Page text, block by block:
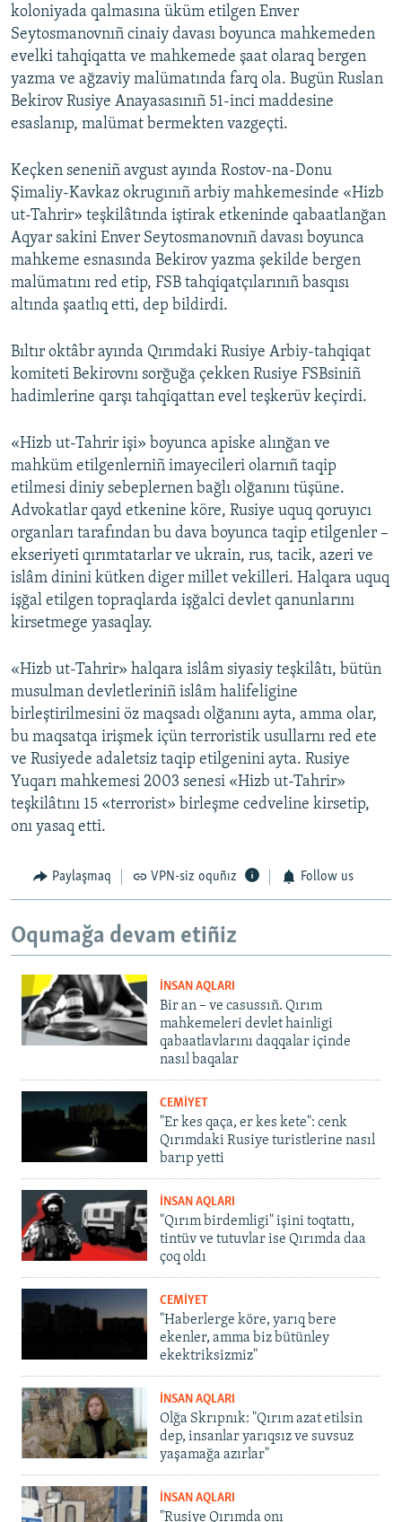
koloniyada qalmasına üküm etilgen Enver
Seytosmanovnıñ cinaiy davası boyunca mahkemeden
evelki tahqiqatta ve mahkemede şaat olaraq bergen
yazma ve ağzaviy malümatında farq ola. Bugün Ruslan
Bekirov Rusiye Anayasasınıñ 51-inci maddesine
esaslanıp, malümat bermekten vazgeçti.
Keçken seneniñ avgust ayında Rostov-na-Donu
Şimaliy-Kavkaz okrugınıñ arbiy mahkemesinde «Hizb
ut-Tahrir» teşkilâtında iştirak etkeninde qabaatlanğan
Aqyar sakini Enver Seytosmanovnıñ davası boyunca
mahkeme esnasında Bekirov yazma şekilde bergen
malümatını red etip, FSB tahqiqatçılarınıñ basqısı
altında şaatlıq etti, dep bildirdi.
Bıltır oktâbr ayında Qırımdaki Rusiye Arbiy-tahqiqat
komiteti Bekirovnı sorğuğa çekken Rusiye FSBsiniñ
hadimlerine qarşı tahqiqattan evel teşkerüv keçirdi.
«Hizb ut-Tahrir işi» boyunca apiske alınğan ve
mahküm etilgenlerniñ imayecileri olarnıñ taqip
etilmesi diniy sebeplernen bağlı olğanını tüşüne.
Advokatlar qayd etkenine köre, Rusiye uquq qoruyıcı
organları tarafından bu dava boyunca taqip etilgenler –
ekseriyeti qırımtatarlar ve ukrain, rus, tacik, azeri ve
islâm dinini kütken diger millet vekilleri. Halqara uquq
işğal etilgen topraqlarda işğalci devlet qanunlarını
kirsetmege yasaqlay.
«Hizb ut-Tahrir» halqara islâm siyasiy teşkilâtı, bütün
musulman devletleriniñ islâm halifeligine
birleştirilmesini öz maqsadı olğanını ayta, amma olar,
bu maqsatqa irişmek içün terroristik usullarnı red ete
ve Rusiyede adaletsiz taqip etilgenini ayta. Rusiye
Yuqarı mahkemesi 2003 senesi «Hizb ut-Tahrir»
teşkilâtını 15 «terrorist» birleşme cedveline kirsetip,
onı yasaq etti.
Paylaşmaq VPN-siz oquñız Follow us
Oqumağa devam etiñiz
İNSAN AQLARI
Bir an – ve casussıñ. Qırım
mahkemeleri devlet hainligi
qabaatlavlarını daqqalar içinde
nasıl baqalar
CEMİYET
"Er kes qaça, er kes kete": cenk
Qırımdaki Rusiye turistlerine nasıl
barıp yetti
İNSAN AQLARI
"Qırım birdemligi" işini toqtattı,
tintüv ve tutuvlar ise Qırımda daa
çoq oldı
CEMİYET
"Haberlerge köre, yarıq bere
ekenler, amma biz bütünley
ekektriksizmiz"
İNSAN AQLARI
Olğa Skrıpnık: "Qırım azat etilsin
dep, insanlar yarıqsız ve suvsuz
yaşamağa azırlar"
İNSAN AQLARI
"Rusiye Qırımda onı